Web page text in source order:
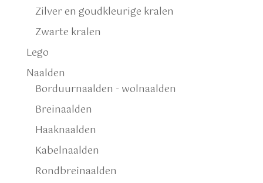
Zilver en goudkleurige kralen
Zwarte kralen
Lego
Naalden
Borduurnaalden - wolnaalden
Breinaalden
Haaknaalden
Kabelnaalden
Rondbreinaalden